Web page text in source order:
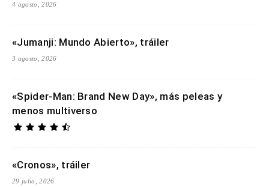
4 agosto, 2026
«Jumanji: Mundo Abierto», tráiler
3 agosto, 2026
«Spider-Man: Brand New Day», más peleas y
menos multiverso
«Cronos», tráiler
29 julio, 2026